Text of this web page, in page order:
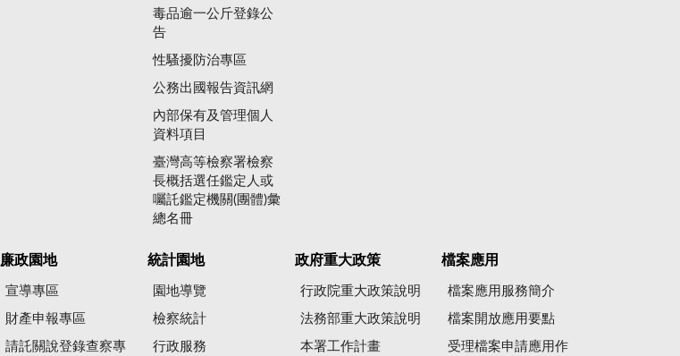
毒品逾一公斤登錄公
告
性騷擾防治專區
公務出國報告資訊網
內部保有及管理個人
資料項目
臺灣高等檢察署檢察
長概括選任鑑定人或
囑託鑑定機關(團體)彙
總名冊
廉政園地
宣導專區
財產申報專區
請託關說登錄查察專
統計園地
園地導覽
檢察統計
行政服務
政府重大政策
行政院重大政策說明
法務部重大政策說明
本署工作計畫
檔案應用
檔案應用服務簡介
檔案開放應用要點
受理檔案申請應用作